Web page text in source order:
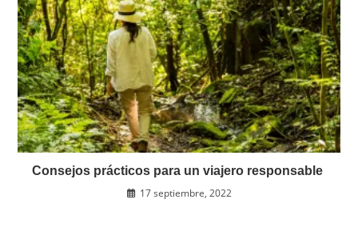
Consejos prácticos para un viajero responsable
17 septiembre, 2022